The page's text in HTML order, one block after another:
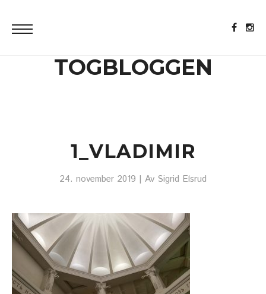
TOGBLOGGEN
1_VLADIMIR
24. november 2019 | Av Sigrid Elsrud